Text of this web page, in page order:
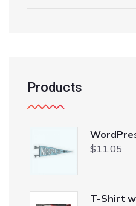
Products
$11.05
T-Shirt